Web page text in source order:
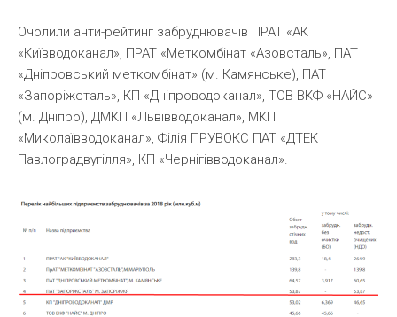
Очолили анти-рейтинг забруднювачів ПРАТ «АК
«Київводоканал», ПРАТ «Меткомбiнат «Азовсталь», ПАТ
«Днiпровський меткомбінат» (м. Камянське), ПАТ
«Запорiжсталь», КП «Днiпроводоканал», ТОВ ВКФ «НАЙС»
(м. Днiпро), ДМКП «Львiвводоканал», МКП
«Миколаївводоканал», Фiлiя ПРУВОКС ПАТ «ДТЕК
Павлоградвугiлля», КП «Чернiгiвводоканал».